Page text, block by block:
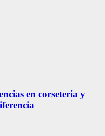
en corsetería y